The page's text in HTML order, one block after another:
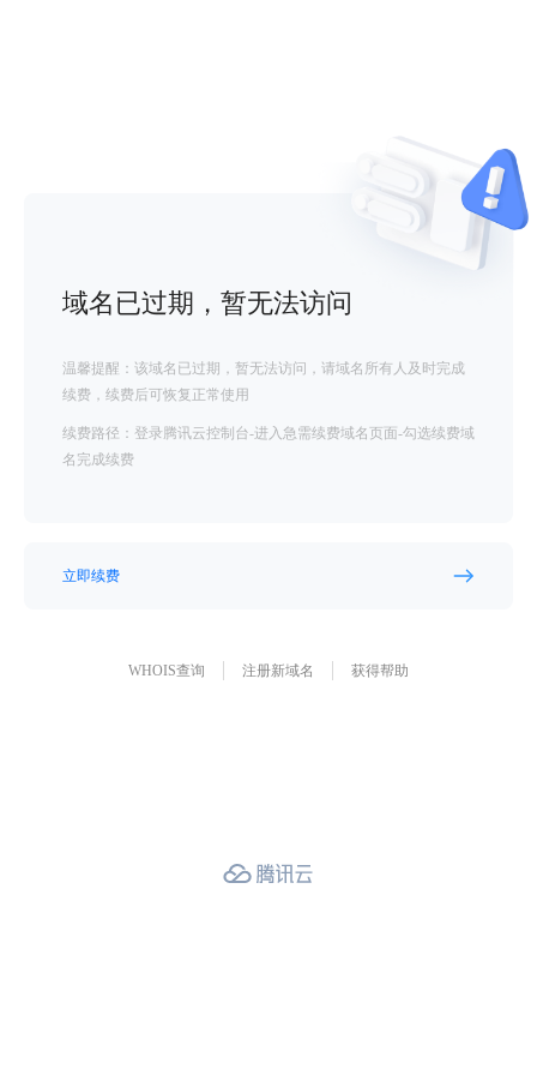
域名已过期，暂无法访问
温馨提醒：该域名已过期，暂无法访问，请域名所有人及时完成
续费，续费后可恢复正常使用
续费路径：登录腾讯云控制台-进入急需续费域名页面-勾选续费域
名完成续费
立即续费
WHOIS查询 注册新域名 获得帮助